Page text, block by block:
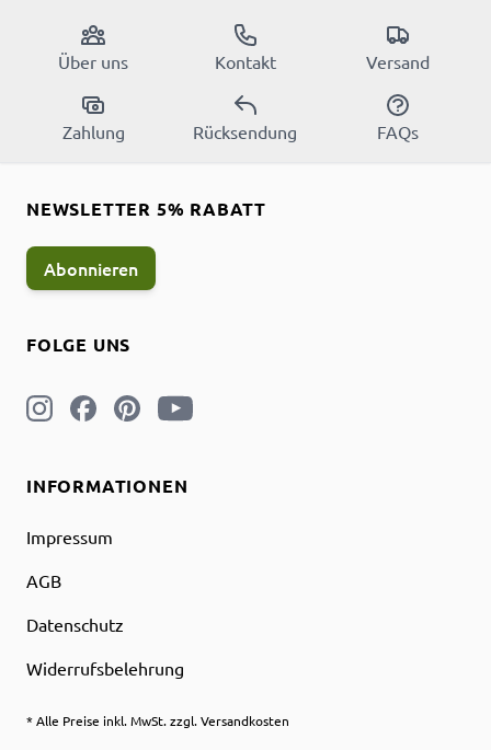
Über uns Kontakt Versand
Zahlung Rücksendung FAQs
INFORMATIONEN
Impressum
AGB
Datenschutz
Widerrufsbelehrung
* Alle Preise inkl. MwSt. zzgl. Versandkosten
FOLGE UNS
NEWSLETTER 5% RABATT
Abonnieren